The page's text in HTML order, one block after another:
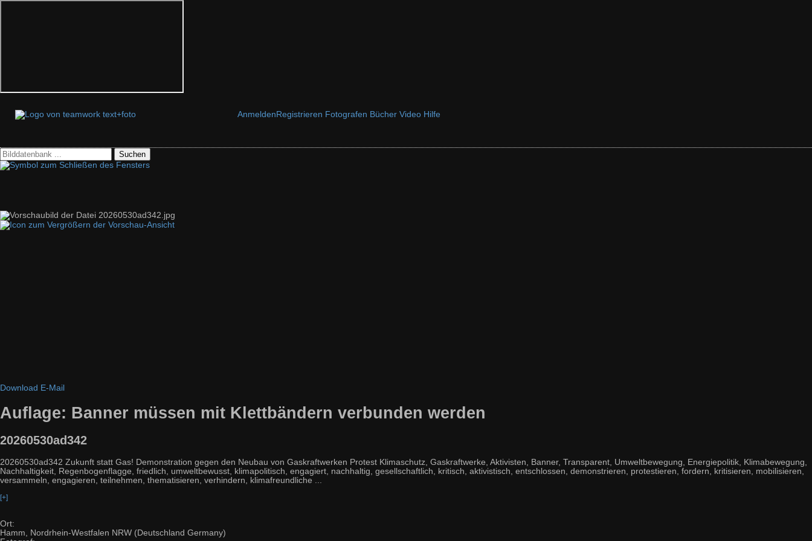
Anmelden Registrieren Fotografen Bücher Video Hilfe
Suchen
Download E-Mail
Auflage: Banner müssen mit Klettbändern verbunden werden
20260530ad342
20260530ad342 Zukunft statt Gas! Demonstration gegen den Neubau von Gaskraftwerken Protest Klimaschutz, Gaskraftwerke, Aktivisten, Banner, Transparent, Umweltbewegung, Energiepolitik, Klimabewegung,
Nachhaltigkeit, Regenbogenflagge, friedlich, umweltbewusst, klimapolitisch, engagiert, nachhaltig, gesellschaftlich, kritisch, aktivistisch, entschlossen, demonstrieren, protestieren, fordern, kritisieren, mobilisieren,
versammeln, engagieren, teilnehmen, thematisieren, verhindern, klimafreundliche ...
[+]
Ort:
Hamm, Nordrhein-Westfalen NRW (Deutschland Germany)